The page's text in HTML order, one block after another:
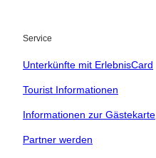
Kinder
buchen
vor Ort
Service
Unterkünfte mit ErlebnisCard
Tourist Informationen
Informationen zur Gästekarte
Partner werden